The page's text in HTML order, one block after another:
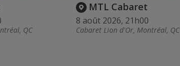
QC
MTL Cabaret
8 août 2026, 21h00
Cabaret Lion d'Or, Montréal, QC